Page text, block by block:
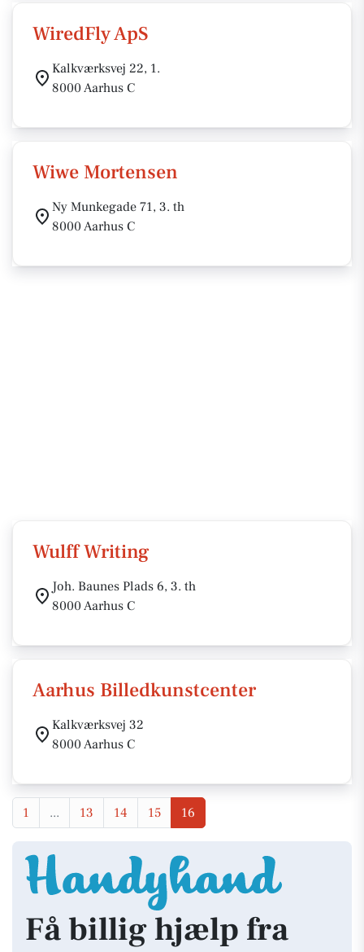
WiredFly ApS
Kalkværksvej 22, 1.
8000 Aarhus C
Wiwe Mortensen
Ny Munkegade 71, 3. th
8000 Aarhus C
Wulff Writing
Joh. Baunes Plads 6, 3. th
8000 Aarhus C
Aarhus Billedkunstcenter
Kalkværksvej 32
8000 Aarhus C
1 ... 13 14 15 16
Få billig hjælp fra